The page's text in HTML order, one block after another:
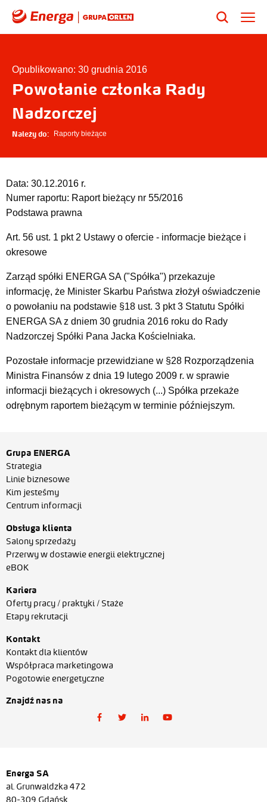
Opublikowano: 30 grudnia 2016
Powołanie członka Rady
Nadzorczej
Należy do: Raporty bieżące
Data: 30.12.2016 r.
Numer raportu: Raport bieżący nr 55/2016
Podstawa prawna
Art. 56 ust. 1 pkt 2 Ustawy o ofercie - informacje bieżące i
okresowe
Zarząd spółki ENERGA SA ("Spółka") przekazuje
informację, że Minister Skarbu Państwa złożył oświadczenie
o powołaniu na podstawie §18 ust. 3 pkt 3 Statutu Spółki
ENERGA SA z dniem 30 grudnia 2016 roku do Rady
Nadzorczej Spółki Pana Jacka Kościelniaka.
Pozostałe informacje przewidziane w §28 Rozporządzenia
Ministra Finansów z dnia 19 lutego 2009 r. w sprawie
informacji bieżących i okresowych (...) Spółka przekaże
odrębnym raportem bieżącym w terminie późniejszym.
Grupa ENERGA
Strategia
Linie biznesowe
Kim jesteśmy
Centrum informacji
Obsługa klienta
Salony sprzedaży
Przerwy w dostawie energii elektrycznej
eBOK
Kariera
Oferty pracy / praktyki / Staże
Etapy rekrutacji
Kontakt
Kontakt dla klientów
Współpraca marketingowa
Pogotowie energetyczne
Znajdź nas na
Energa SA
al. Grunwaldzka 472
80-309 Gdańsk